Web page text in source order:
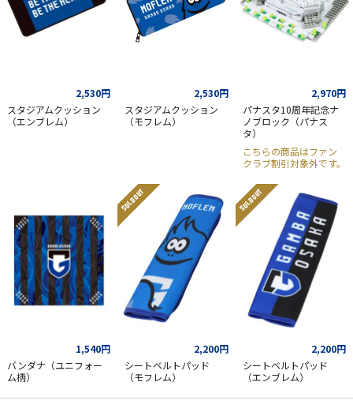
2,530円
スタジアムクッション
（エンブレム）
2,530円
スタジアムクッション
（モフレム）
2,970円
パナスタ10周年記念ナ
ノブロック（パナス
タ）
こちらの商品はファン
クラブ割引対象外です。
1,540円
バンダナ（ユニフォー
ム柄）
SOLD OUT
2,200円
シートベルトパッド
（モフレム）
SOLD OUT
2,200円
シートベルトパッド
（エンブレム）